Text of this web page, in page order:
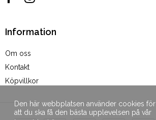
Den här webbplatsen använder cookies för
att du ska få den bästa upplevelsen på vår
Information
Om oss
Kontakt
Köpvillkor